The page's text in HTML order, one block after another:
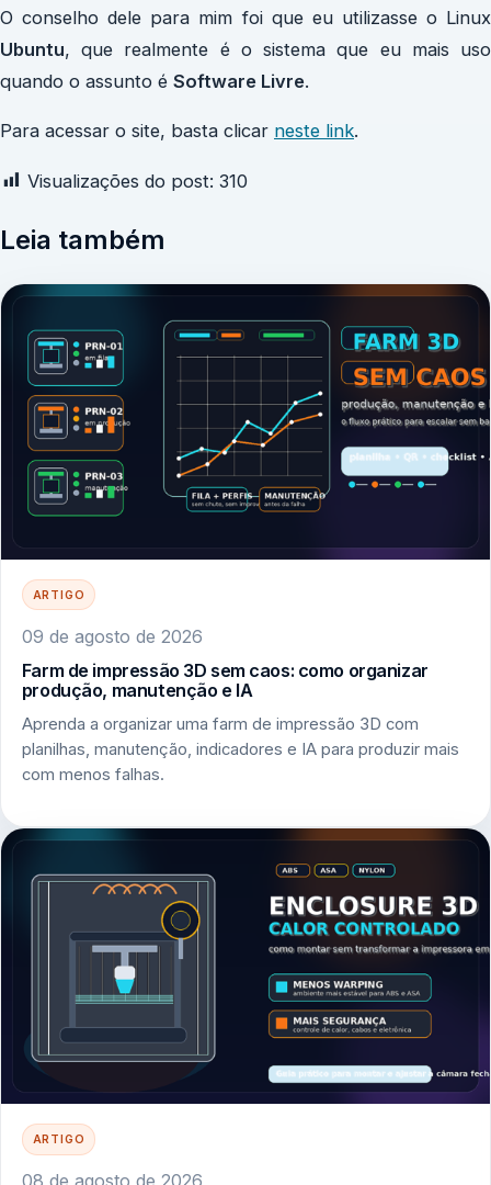
O conselho dele para mim foi que eu utilizasse o Linux
Ubuntu, que realmente é o sistema que eu mais uso
quando o assunto é Software Livre.
Para acessar o site, basta clicar neste link.
Visualizações do post: 310
Leia também
ARTIGO
09 de agosto de 2026
Farm de impressão 3D sem caos: como organizar
produção, manutenção e IA
Aprenda a organizar uma farm de impressão 3D com
planilhas, manutenção, indicadores e IA para produzir mais
com menos falhas.
ARTIGO
08 de agosto de 2026